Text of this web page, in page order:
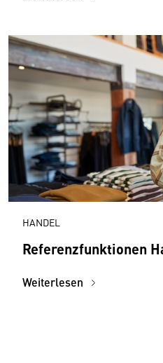
HANDEL
Referenzfunktionen
Weiterlesen